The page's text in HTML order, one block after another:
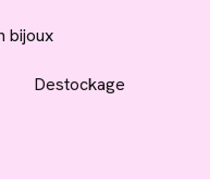
bijoux
Destockage